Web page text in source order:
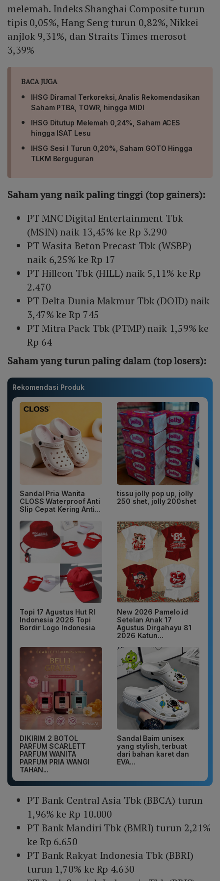
melemah. Indeks Shanghai Composite turun
tipis 0,05%, Hang Seng turun 0,82%, Nikkei
anjlok 9,31%, dan Straits Times merosot
3,39%
BACA JUGA
IHSG Diramal Terkoreksi, Analis Rekomendasikan
Saham PTBA, TOWR, hingga MIDI
IHSG Ditutup Melemah 0,24%, Saham ACES
hingga ISAT Lesu
IHSG Sesi I Turun 0,20%, Saham GOTO Hingga
TLKM Berguguran
Saham yang naik paling tinggi (top gainers):
PT MNC Digital Entertainment Tbk
(MSIN) naik 13,45% ke Rp 3.290
PT Wasita Beton Precast Tbk (WSBP)
naik 6,25% ke Rp 17
PT Hillcon Tbk (HILL) naik 5,11% ke Rp
2.470
PT Delta Dunia Makmur Tbk (DOID) naik
3,47% ke Rp 745
PT Mitra Pack Tbk (PTMP) naik 1,59% ke
Rp 64
Saham yang turun paling dalam (top losers):
Rekomendasi Produk
Sandal Pria Wanita
CLOSS Waterproof Anti
Slip Cepat Kering Anti...
tissu jolly pop up, jolly
250 shet, jolly 200shet
Topi 17 Agustus Hut RI
Indonesia 2026 Topi
Bordir Logo Indonesia
New 2026 Pamelo.id
Setelan Anak 17
Agustus Dirgahayu 81
2026 Katun...
DIKIRIM 2 BOTOL
PARFUM SCARLETT
PARFUM WANITA
PARFUM PRIA WANGI
TAHAN...
Sandal Baim unisex
yang stylish, terbuat
dari bahan karet dan
EVA...
PT Bank Central Asia Tbk (BBCA) turun
1,96% ke Rp 10.000
PT Bank Mandiri Tbk (BMRI) turun 2,21%
ke Rp 6.650
PT Bank Rakyat Indonesia Tbk (BBRI)
turun 1,70% ke Rp 4.630